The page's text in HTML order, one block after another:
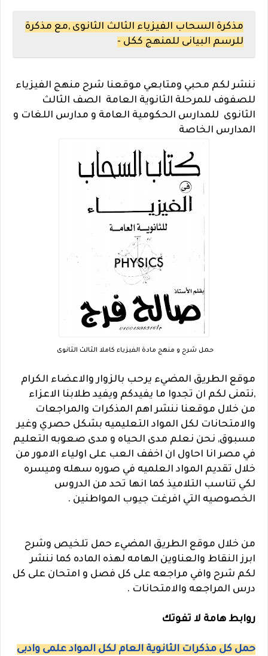
مذكرة السحاب الفيزياء الثالث الثانوى ,مع مذكرة
للرسم البيانى للمنهج ككل -
ننشر لكم محبي ومتابعي موقعنا شرح منهج الفيزياء
للصفوف للمرحلة الثانوية العامة الصف الثالث
الثانوى للمدارس الحكومية العامة و مدارس اللغات و
المدارس الخاصة
حمل شرح و منهج مادة الفيزياء كاملا الثالث الثانوى
موقع الطريق المضيء يرحب بالزوار والاعضاء الكرام
,نتمنى لكم ان تجدوا ما يفيدكم ويفيد طلابنا الاعزاء
من خلال موقعنا ننشر اهم المذكرات والمراجعات
والامتحانات لكل المواد التعليميه بشكل حصري وغير
مسبوق, نحن نعلم مدى الحياه و مدى صعوبه التعليم
في مصر انا احاول ان اخفف العب على اولياء الامور من
خلال تقديم المواد العلميه في صوره سهله وميسره
لكي تناسب التلاميذ كما انها تحد من الدروس
الخصوصيه التي افرغت جيوب المواطنين .
من خلال موقع الطريق المضيء حمل تلخيص وشرح
ابرز النقاط والعناوين الهامه لهذه الماده كما ننشر
لكم شرح وافي مراجعه على كل فصل و امتحان على كل
درس المراجعه والامتحانات .
روابط هامة لا تفوتك
حمل كل مذكرات الثانوية العام لكل المواد علمى وادبى